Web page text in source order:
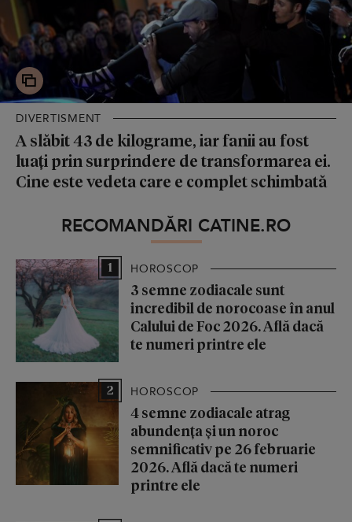
DIVERTISMENT
A slăbit 43 de kilograme, iar fanii au fost
luați prin surprindere de transformarea ei.
Cine este vedeta care e complet schimbată
RECOMANDĂRI CATINE.RO
1 HOROSCOP
3 semne zodiacale sunt
incredibil de norocoase în anul
Calului de Foc 2026. Află dacă
te numeri printre ele
2 HOROSCOP
4 semne zodiacale atrag
abundența și un noroc
semnificativ pe 26 februarie
2026. Află dacă te numeri
printre ele